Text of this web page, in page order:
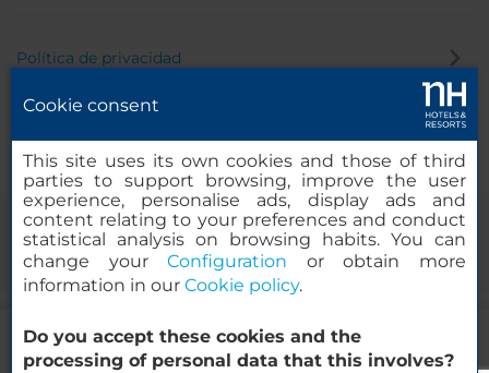
DESDE 75.73
Impuestos y tasas incluidas
Política de privacidad
© 2000-2026 MINOR HOTELS EUROPE & AMERICAS Santa Engracia,
Cookie consent
This site uses its own cookies and those of third
parties to support browsing, improve the user
experience, personalise ads, display ads and
content relating to your preferences and conduct
statistical analysis on browsing habits. You can
change yourConfiguration or obtain more
information in our Cookie policy.
Do you accept these cookies and the
processing of personal data that this involves?